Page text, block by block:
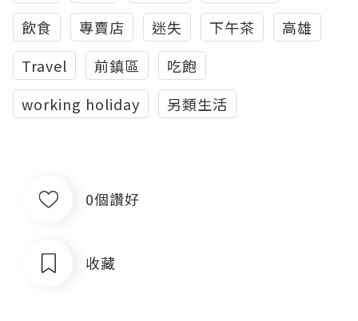
飲食
專賣店 迷失 下午茶
高雄
Travel
前鎮區
吃飽
working holiday
另類生活
0個讚好
收藏